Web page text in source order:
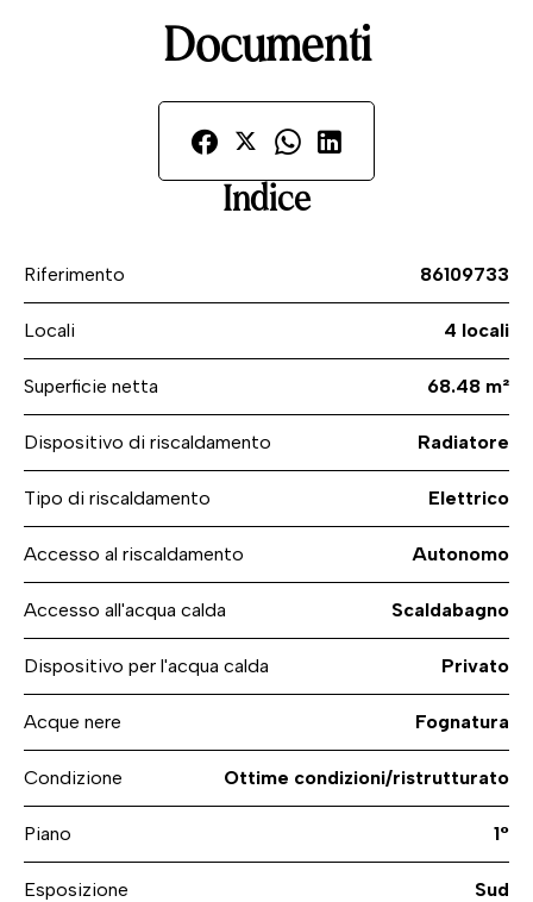
Documenti
Indice
Riferimento 86109733
Locali 4 locali
Superficie netta 68.48 m²
Dispositivo di riscaldamento Radiatore
Tipo di riscaldamento Elettrico
Accesso al riscaldamento Autonomo
Accesso all'acqua calda Scaldabagno
Dispositivo per l'acqua calda Privato
Acque nere Fognatura
Condizione Ottime condizioni/ristrutturato
Piano 1°
Esposizione Sud